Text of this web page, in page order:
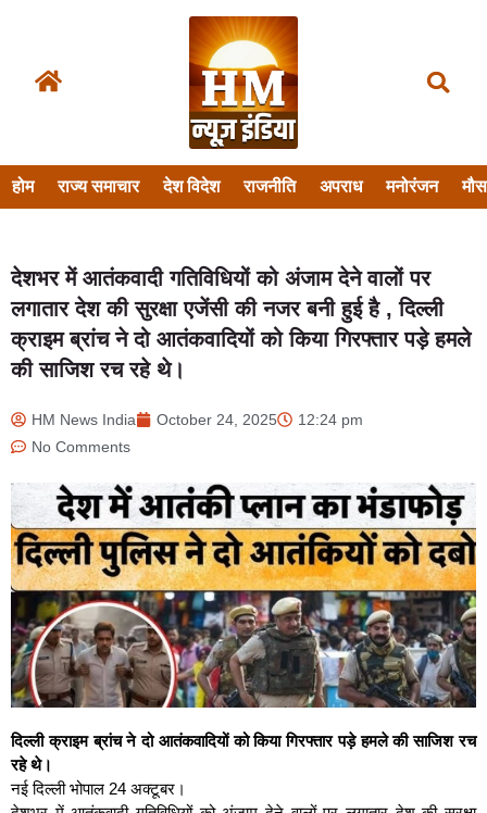
होम राज्य समाचार देश विदेश राजनीति अपराध मनोरंजन
देशभर में आतंकवादी गतिविधियों को अंजाम देने वालों पर
लगातार देश की सुरक्षा एजेंसी की नजर बनी हुई है , दिल्ली
क्राइम ब्रांच ने दो आतंकवादियों को किया गिरफ्तार पड़े हमले
की साजिश रच रहे थे।
HM News India October 24, 2025
12:24 pm
No Comments
दिल्ली क्राइम ब्रांच ने दो आतंकवादियों को किया गिरफ्तार पड़े हमले की साजिश रच
रहे थे।
नई दिल्ली भोपाल 24 अक्टूबर।